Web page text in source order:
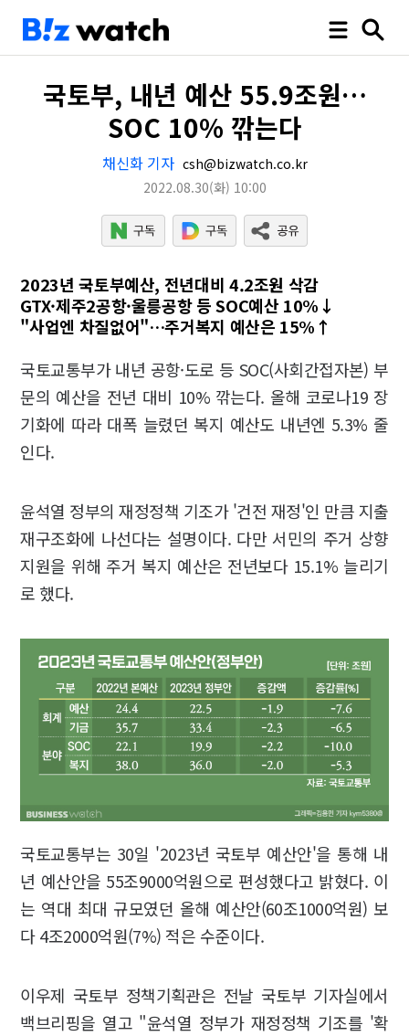
국토부, 내년 예산 55.9조원…
SOC 10% 깎는다
채신화 기자 csh@bizwatch.co.kr
2022.08.30(화) 10:00
2023년 국토부예산, 전년대비 4.2조원 삭감
GTX·제주2공항·울릉공항 등 SOC예산 10%↓
"사업엔 차질없어"…주거복지 예산은 15%↑
국토교통부가 내년 공항·도로 등 SOC(사회간접자본) 부
문의 예산을 전년 대비 10% 깎는다. 올해 코로나19 장
기화에 따라 대폭 늘렸던 복지 예산도 내년엔 5.3% 줄
인다.
윤석열 정부의 재정정책 기조가 '건전 재정'인 만큼 지출
재구조화에 나선다는 설명이다. 다만 서민의 주거 상향
지원을 위해 주거 복지 예산은 전년보다 15.1% 늘리기
로 했다.
국토교통부는 30일 '2023년 국토부 예산안'을 통해 내
년 예산안을 55조9000억원으로 편성했다고 밝혔다. 이
는 역대 최대 규모였던 올해 예산안(60조1000억원) 보
다 4조2000억원(7%) 적은 수준이다.
이우제 국토부 정책기획관은 전날 국토부 기자실에서
백브리핑을 열고 "윤석열 정부가 재정정책 기조를 '확